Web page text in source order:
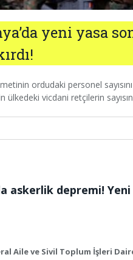
yeni yasa
ordudaki personel
ülkedeki vicdani retçilerin
askerlik depremi!
Aile ve Sivil Toplum İşleri